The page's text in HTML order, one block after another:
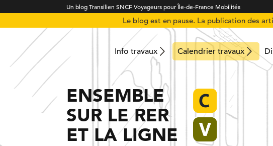
Un blog Transilien SNCF Voyageurs pour Île-de-France Mobilités
Le blog est en pause. La publication des
Info travaux Calendrier travaux
ENSEMBLE
SUR LE RER
ET LA LIGNE